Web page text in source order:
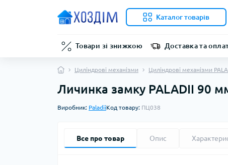
Каталог товарів
Товари зі знижкою Доставка та
Циліндрові механізми Циліндрові механізми
Личинка замку PALADII 90
Виробник: PaladiiКод товару: ПЦ038
Все про товар Опис